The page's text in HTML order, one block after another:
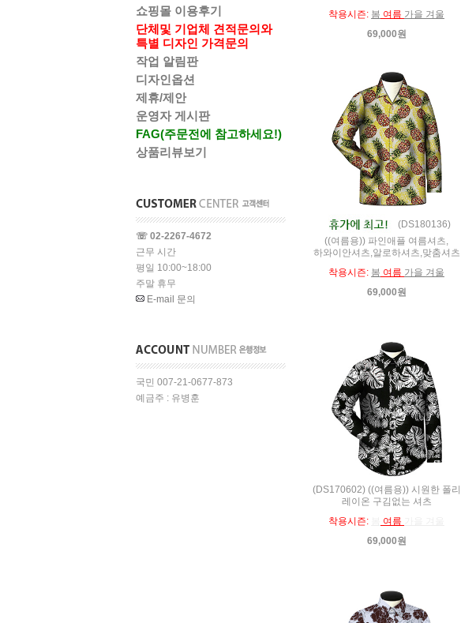
쇼핑몰 이용후기
단체및 기업체 견적문의와
특별 디자인 가격문의
작업 알림판
디자인옵션
제휴/제안
운영자 게시판
FAG(주문전에 참고하세요!)
상품리뷰보기
☏ 02-2267-4672
근무 시간
평일 10:00~18:00
주말 휴무
E-mail 문의
국민 007-21-0677-873
예금주 : 유병훈
착용시즌: 봄 여름 가을 겨울
69,000원
(DS180136)
((여름용)) 파인애플 여름셔츠,
하와이안셔츠,알로하셔츠,맞춤셔츠
착용시즌: 봄 여름 가을 겨울
69,000원
(DS170602) ((여름용)) 시원한 폴리
레이온 구김없는 셔츠
착용시즌:
여름
69,000원